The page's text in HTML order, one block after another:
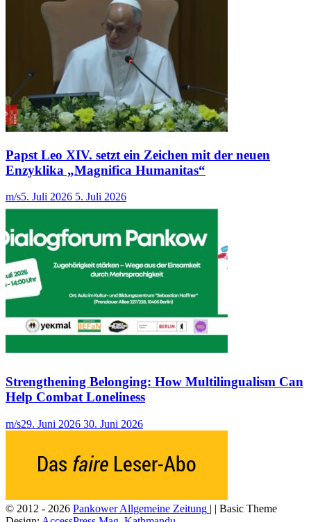
Papst Leo XIV. setzt ein Zeichen mit der neuen
Enzyklika „Magnifica Humanitas“
m/s5. Juli 2026 5. Juli 2026
Strengthening Belonging: How Multilingualism Can
Help Combat Loneliness
m/s29. Juni 2026 30. Juni 2026
© 2012 - 2026 Pankower Allgemeine Zeitung | | Basic Theme